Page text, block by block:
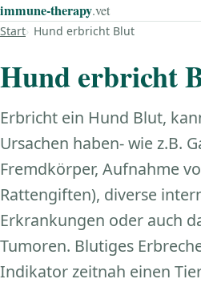
immune‑therapy.vet
Start Hund erbricht Blut
Hund erbricht
Erbricht ein Hund Blut,
Ursachen haben- wie z.B.
Fremdkörper, Aufnahme
Rattengiften), diverse
Erkrankungen oder auch
Tumoren. Blutiges
Indikator zeitnah einen